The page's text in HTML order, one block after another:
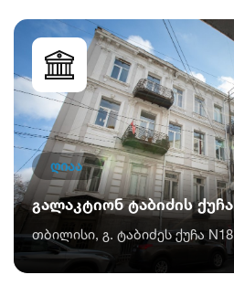
ღიაა
გალაკტიონ ტაბიძის ქუჩა
თბილისი, გ. ტაბიძეს ქუჩა N18